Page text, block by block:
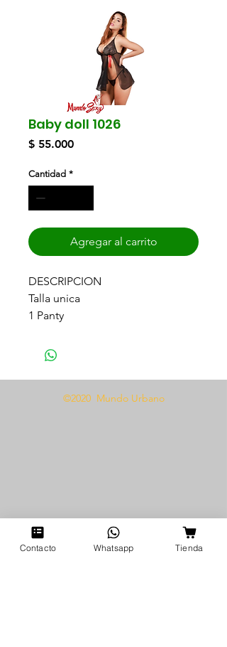
Baby doll 1026
$ 55.000Precio
Cantidad *
Agregar al carrito
DESCRIPCION
Talla unica
1 Panty
©2020 Mundo Urbano
Contacto Whatsapp Tienda